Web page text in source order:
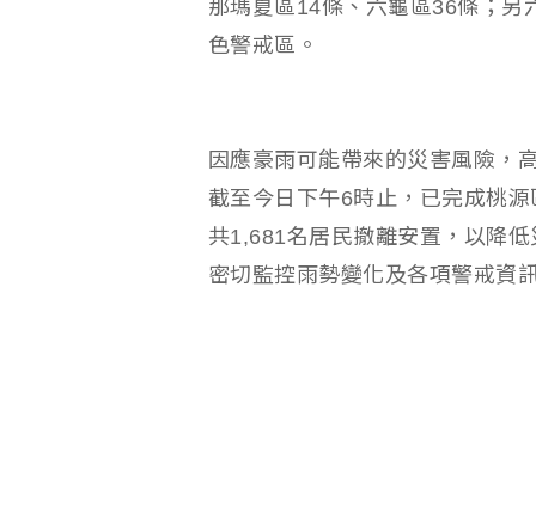
那瑪夏區14條、六龜區36條；另
色警戒區。
因應豪雨可能帶來的災害風險，
截至今日下午6時止，已完成桃
共1,681名居民撤離安置，以降
密切監控雨勢變化及各項警戒資